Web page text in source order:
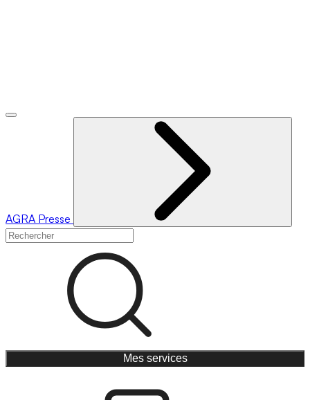
AGRA Presse
Mes services